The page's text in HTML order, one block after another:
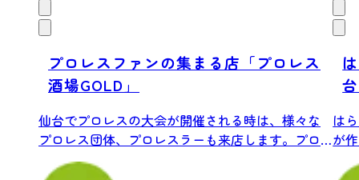
プロレスファンの集まる店「プロレス
酒場GOLD」
仙台でプロレスの大会が開催される時は、様々な
プロレス団体、プロレスラーも来店します。プロ
レスラ...
は
が